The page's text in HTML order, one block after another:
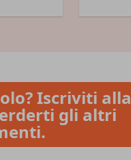
Iscriviti alla
gli altri